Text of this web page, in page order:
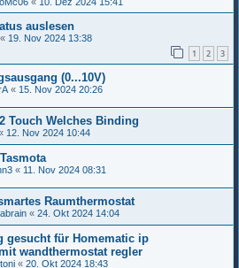
auslesen
« 19. Nov 2024 13:38
1 2 3
(0...10V)
« 15. Nov 2024 20:26
Touch Welches Binding
12. Nov 2024 10:44
« 11. Nov 2024 08:31
Raumthermostat
« 24. Okt 2024 14:04
gesucht für Homematic ip
wandthermostat regler
« 20. Okt 2024 18:43